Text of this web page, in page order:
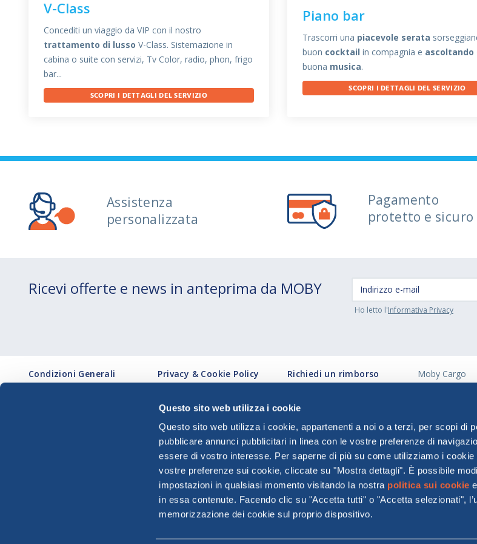
Questo sito web utilizza i cookie
Questo sito web utilizza i cookie, appartenenti a noi o a terzi, per scopi di
pubblicare annunci pubblicitari in linea con le vostre preferenze di
essere di vostro interesse. Per saperne di più su come utilizziamo i cookie
vostre preferenze sui cookie, cliccate su "Mostra dettagli". È possibile
impostazioni in qualsiasi momento visitando la nostra politica sui cookie
in essa contenute. Facendo clic su "Accetta tutti" o "Accetta selezionati",
memorizzazione dei cookie sul proprio dispositivo.
V-Class
Concediti un viaggio da VIP con il nostro
trattamento di lusso V-Class. Sistemazione in
cabina o suite con servizi, Tv Color, radio, phon, frigo
bar...
SCOPRI I DETTAGLI DEL SERVIZIO
Piano bar
Trascorri una piacevole serata
buon cocktail in compagnia e ascoltando
buona musica.
SCOPRI I DETTAGLI DEL SERVIZIO
Assistenza
personalizzata
Pagamento
protetto e sicuro
Ricevi offerte e news in anteprima da MOBY
Ho letto l'Informativa Privacy
Condizioni Generali
Privacy & Cookie Policy
Condizioni d'uso
Dichiarazione di
accessibilità
Cedi buono sconto 20%
Richiedi un rimborso
Modulo Procedimento
Pagamenti Diversi
Mappa del sito
Moby Cargo
MOBY S.p.A.
Sede legale: Via Larga,26 20122 Milano
Reg. Imprese Milano e C.F. 04846130633 - P.IVA 13301990159. MOBY S.p.A. è soggetta ad